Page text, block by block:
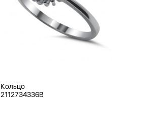
Кольцо
2112734336B